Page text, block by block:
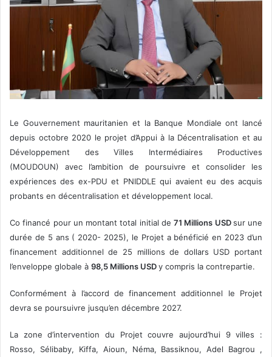
Le Gouvernement mauritanien et la Banque Mondiale ont lancé
depuis octobre 2020 le projet d’Appui à la Décentralisation et au
Développement des Villes Intermédiaires Productives
(MOUDOUN) avec l’ambition de poursuivre et consolider les
expériences des ex-PDU et PNIDDLE qui avaient eu des acquis
probants en décentralisation et développement local.
Co financé pour un montant total initial de 71 Millions USDsur une
durée de 5 ans ( 2020- 2025), le Projet a bénéficié en 2023 d’un
financement additionnel de 25 millions de dollars USD portant
l’enveloppe globale à 98,5 Millions USDy compris la contrepartie.
Conformément à l’accord de financement additionnel le Projet
devra se poursuivre jusqu’en décembre 2027.
La zone d’intervention du Projet couvre aujourd’hui 9 villes :
Rosso, Sélibaby, Kiffa, Aioun, Néma, Bassiknou, Adel Bagrou ,